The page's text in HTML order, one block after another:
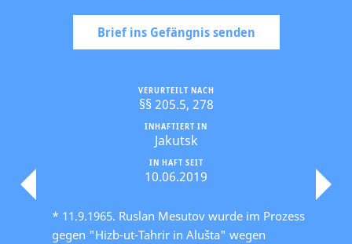
Brief ins Gefängnis senden
IN HAFT SEIT
10.06.2019
INHAFTIERT IN
Jakutsk
VERURTEILT NACH
§§ 205.5, 278
* 11.9.1965. Ruslan Mesutov wurde im Prozess
gegen "Hizb-ut-Tahrir in Alušta" wegen